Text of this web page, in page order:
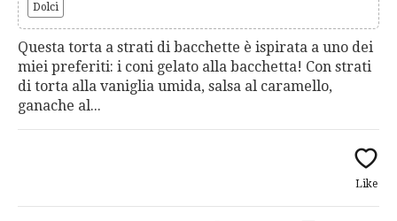
Dolci
Questa torta a strati di bacchette è ispirata a uno dei
miei preferiti: i coni gelato alla bacchetta! Con strati
di torta alla vaniglia umida, salsa al caramello,
ganache al...
Like